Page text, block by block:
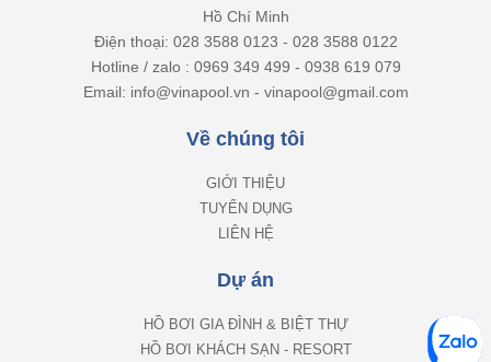
Hồ Chí Minh
Điện thoại: 028 3588 0123 - 028 3588 0122
Hotline / zalo : 0969 349 499 - 0938 619 079
Email: info@vinapool.vn - vinapool@gmail.com
Về chúng tôi
GIỚI THIỆU
TUYỂN DỤNG
LIÊN HỆ
Dự án
HỒ BƠI GIA ĐÌNH & BIỆT THỰ
HỒ BƠI KHÁCH SẠN - RESORT